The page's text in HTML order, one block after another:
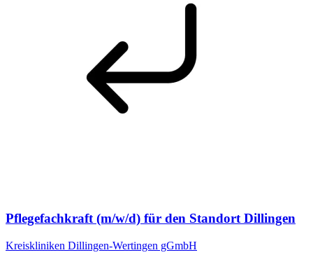
Pflegefachkraft (m/w/d) für den Standort Dillingen
Kreiskliniken Dillingen-Wertingen gGmbH